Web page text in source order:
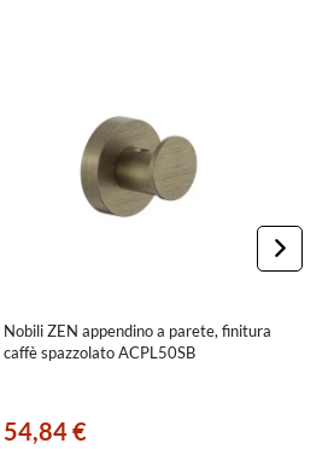
Nobili ZEN appendino a parete, finitura
caffè spazzolato ACPL50SB
54,84 €